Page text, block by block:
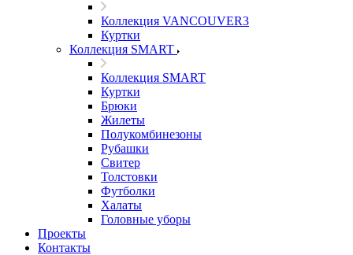
Коллекция VANCOUVER3
Куртки
Коллекция SMART
Коллекция SMART
Куртки
Брюки
Жилеты
Полукомбинезоны
Рубашки
Свитер
Толстовки
Футболки
Халаты
Головные уборы
Проекты
Контакты